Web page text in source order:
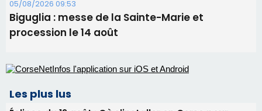
Éclipse du 12 août : Où s'installer en Corse pour
profiter pleinement du spectacle ?
Satine Nomary est la nouvelle Miss Corse 2026
d'un spectacle qui ne reviendra pas avant 2081
En Corse, un début de saison marqué par une